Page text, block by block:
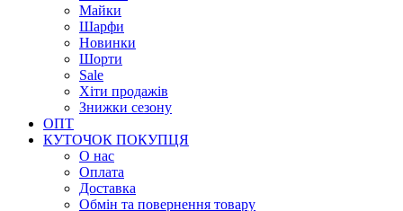
Майки
Шарфи
Новинки
Шорти
Sale
Хіти продажів
Знижки сезону
ОПТ
КУТОЧОК ПОКУПЦЯ
О нас
Оплата
Доставка
Обмін та повернення товару